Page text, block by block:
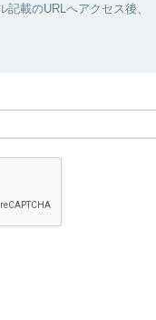
載のURLへアクセス後、